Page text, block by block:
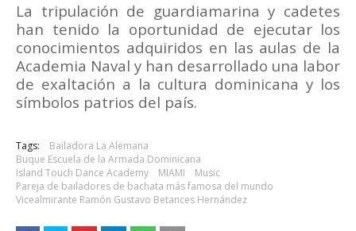
La tripulación de guardiamarina y cadetes
han tenido la oportunidad de ejecutar los
conocimientos adquiridos en las aulas de la
Academia Naval y han desarrollado una labor
de exaltación a la cultura dominicana y los
símbolos patrios del país.
Tags:
Bailadora La Alemana
Buque Escuela de la Armada Dominicana
Island Touch Dance Academy
MIAMI
Music
Pareja de bailadores de bachata más famosa del mundo
Vicealmirante Ramón Gustavo Betances Hernández